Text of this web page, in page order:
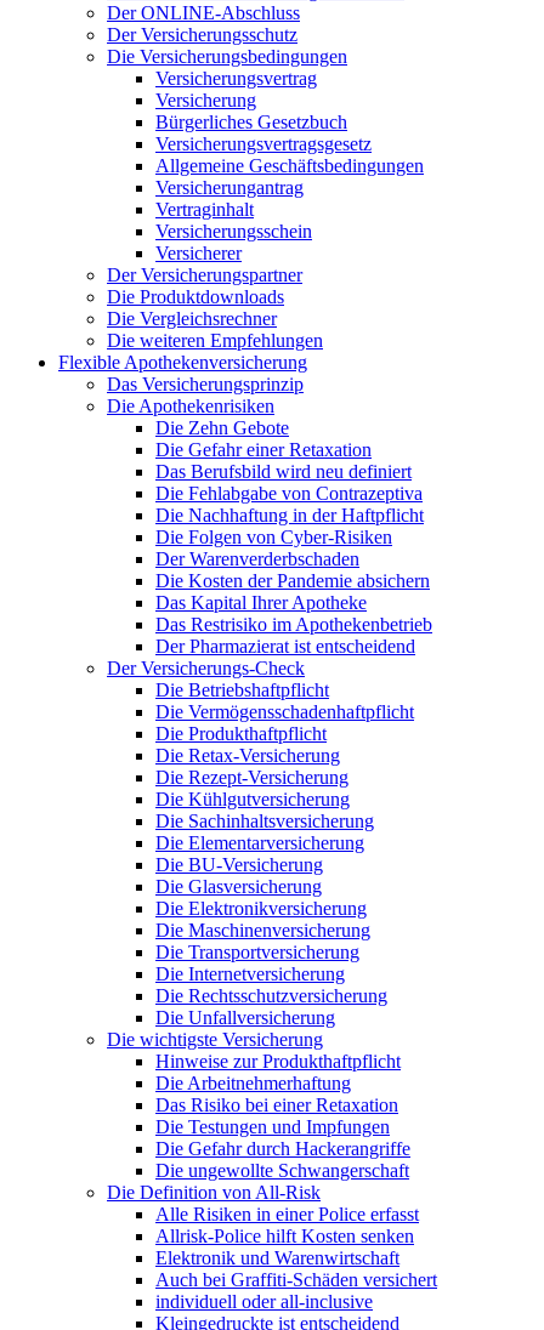
Der ONLINE-Abschluss
Der Versicherungsschutz
Die Versicherungsbedingungen
Versicherungsvertrag
Versicherung
Bürgerliches Gesetzbuch
Versicherungsvertragsgesetz
Allgemeine Geschäftsbedingungen
Versicherungantrag
Vertraginhalt
Versicherungsschein
Versicherer
Der Versicherungspartner
Die Produktdownloads
Die Vergleichsrechner
Die weiteren Empfehlungen
Flexible Apothekenversicherung
Das Versicherungsprinzip
Die Apothekenrisiken
Die Zehn Gebote
Die Gefahr einer Retaxation
Das Berufsbild wird neu definiert
Die Fehlabgabe von Contrazeptiva
Die Nachhaftung in der Haftpflicht
Die Folgen von Cyber-Risiken
Der Warenverderbschaden
Die Kosten der Pandemie absichern
Das Kapital Ihrer Apotheke
Das Restrisiko im Apothekenbetrieb
Der Pharmazierat ist entscheidend
Der Versicherungs-Check
Die Betriebshaftpflicht
Die Vermögensschadenhaftpflicht
Die Produkthaftpflicht
Die Retax-Versicherung
Die Rezept-Versicherung
Die Kühlgutversicherung
Die Sachinhaltsversicherung
Die Elementarversicherung
Die BU-Versicherung
Die Glasversicherung
Die Elektronikversicherung
Die Maschinenversicherung
Die Transportversicherung
Die Internetversicherung
Die Rechtsschutzversicherung
Die Unfallversicherung
Die wichtigste Versicherung
Hinweise zur Produkthaftpflicht
Die Arbeitnehmerhaftung
Das Risiko bei einer Retaxation
Die Testungen und Impfungen
Die Gefahr durch Hackerangriffe
Die ungewollte Schwangerschaft
Die Definition von All-Risk
Alle Risiken in einer Police erfasst
Allrisk-Police hilft Kosten senken
Elektronik und Warenwirtschaft
Auch bei Graffiti-Schäden versichert
individuell oder all-inclusive
Kleingedruckte ist entscheidend